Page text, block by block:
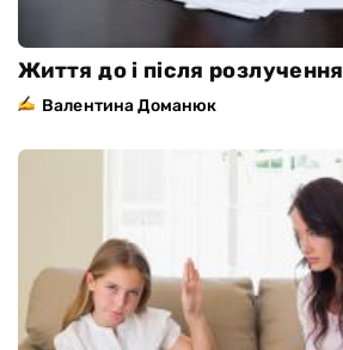
Життя до і після розлучення
Валентина Доманюк